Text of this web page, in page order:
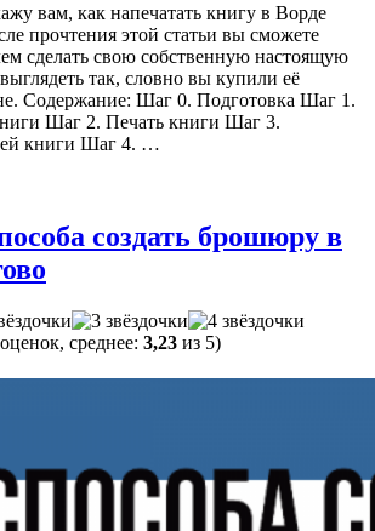
вам, как напечатать книгу в Ворде
прочтения этой статьи вы сможете
сделать свою собственную настоящую
так, словно вы купили её
Содержание: Шаг 0. Подготовка Шаг 1.
Шаг 2. Печать книги Шаг 3.
книги Шаг 4. …
создать брошюру в
оценок, среднее: 3,23 из 5)